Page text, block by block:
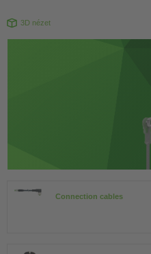
3D nézet
Connection cables